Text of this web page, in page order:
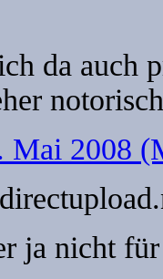
da auch
Mai 2008
ja nicht